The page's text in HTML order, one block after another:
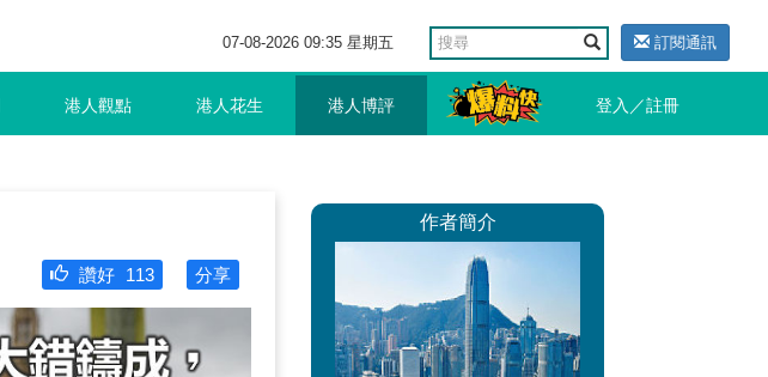
07-08-2026 09:35 星期五 訂閱通訊
港人觀點 港人花生 港人博評 登入／註冊
分享
讚好 113
作者簡介